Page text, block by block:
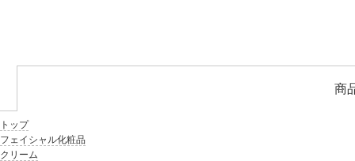
トップ
フェイシャル化粧品
クリーム
商